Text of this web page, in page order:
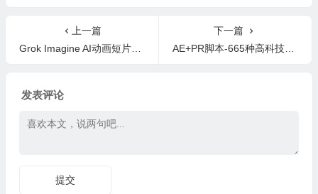
上一篇
Grok Imagine AI动画短片制作角色一致性视频生成完整后期制作技巧工作流程视频教程+中文字幕
下一篇
AE+PR脚本-665种高科技HUD元素数据线条UI界面场景背景元素动画 Technology Constructor
发表评论